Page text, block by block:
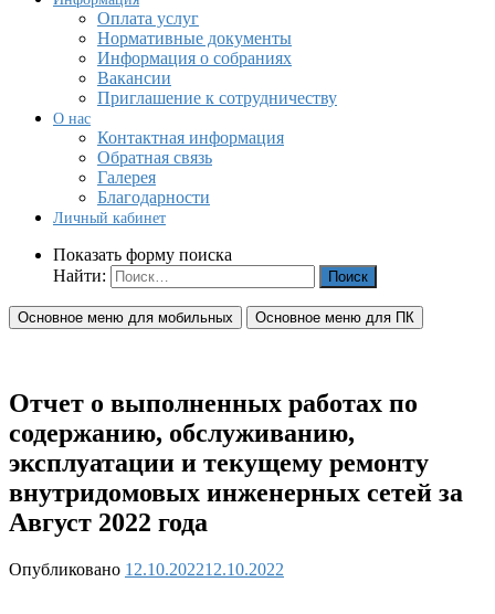
Оплата услуг
Нормативные документы
Информация о собраниях
Вакансии
Приглашение к сотрудничеству
О нас
Контактная информация
Обратная связь
Галерея
Благодарности
Личный кабинет
Показать форму поиска
Найти:
Основное меню для мобильных Основное меню для ПК
Отчет о выполненных работах по
содержанию, обслуживанию,
эксплуатации и текущему ремонту
внутридомовых инженерных сетей за
Август 2022 года
Опубликовано 12.10.202212.10.2022